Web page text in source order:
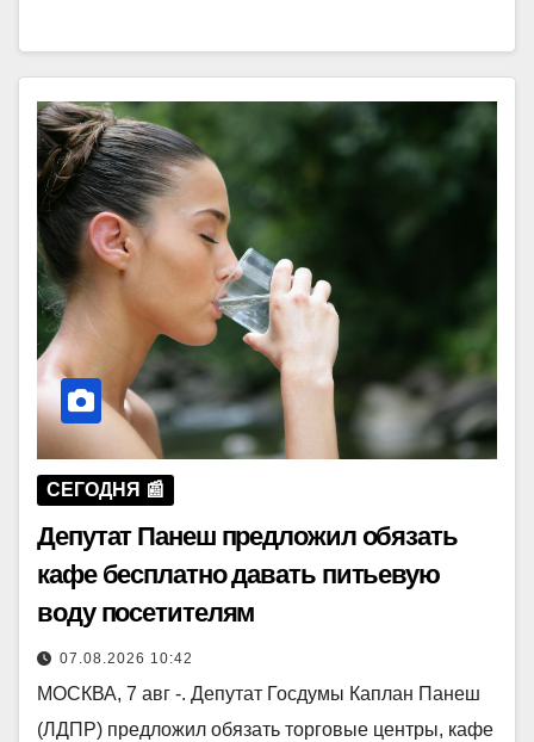
СЕГОДНЯ 📰
Депутат Панеш предложил обязать
кафе бесплатно давать питьевую
воду посетителям
07.08.2026 10:42
МОСКВА, 7 авг -. Депутат Госдумы Каплан Панеш
(ЛДПР) предложил обязать торговые центры, кафе